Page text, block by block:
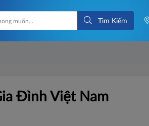
Tìm Kiếm
Đình Việt Nam